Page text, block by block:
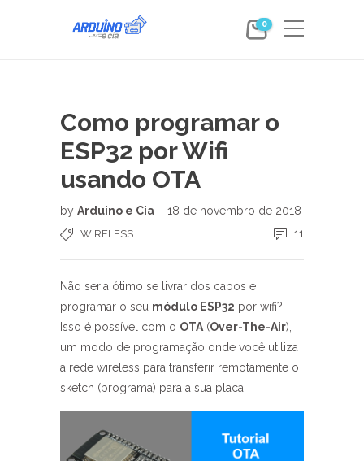
0
Como programar o
ESP32 por Wifi
usando OTA
by Arduino e Cia 18 de novembro de 2018
WIRELESS 11
Não seria ótimo se livrar dos cabos e
programar o seu módulo ESP32 por wifi?
Isso é possível com o OTA (Over-The-Air),
um modo de programação onde você utiliza
a rede wireless para transferir remotamente o
sketch (programa) para a sua placa.